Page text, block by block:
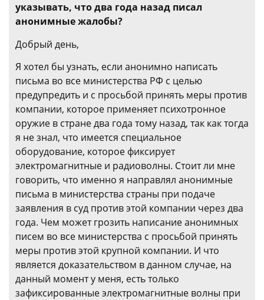
указывать, что два года назад писал
анонимные жалобы?
Добрый день,
Я хотел бы узнать, если анонимно написать
письма во все министерства РФ с целью
предупредить и с просьбой принять меры против
компании, которое применяет психотронное
оружие в стране два года тому назад, так как тогда
я не знал, что имеется специальное
оборудование, которое фиксирует
электромагнитные и радиоволны. Стоит ли мне
говорить, что именно я направлял анонимные
письма в министерства страны при подаче
заявления в суд против этой компании через два
года. Чем может грозить написание анонимных
писем во все министерства с просьбой принять
меры против этой крупной компании. И что
является доказательством в данном случае, на
данный момент у меня, есть только
зафиксированные электромагнитные волны при